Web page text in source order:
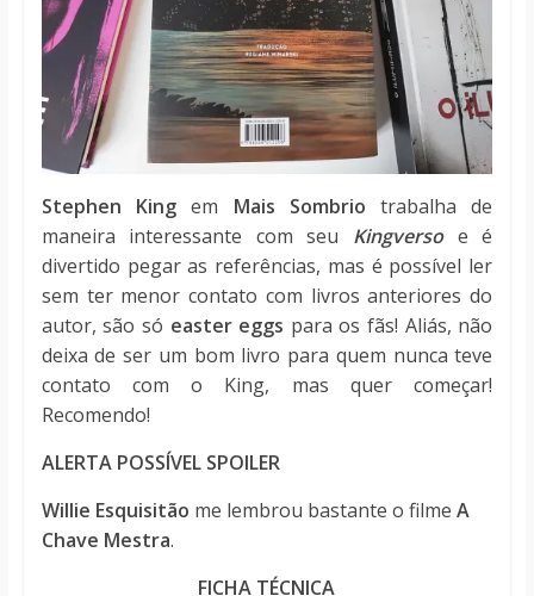
Stephen King em Mais Sombrio trabalha de
maneira interessante com seu Kingversoe é
divertido pegar as referências, mas é possível ler
sem ter menor contato com livros anteriores do
autor, são só easter eggs para os fãs! Aliás, não
deixa de ser um bom livro para quem nunca teve
contato com o King, mas quer começar!
Recomendo!
ALERTA POSSÍVEL SPOILER
Willie Esquisitão me lembrou bastante o filme A
Chave Mestra.
FICHA TÉCNICA